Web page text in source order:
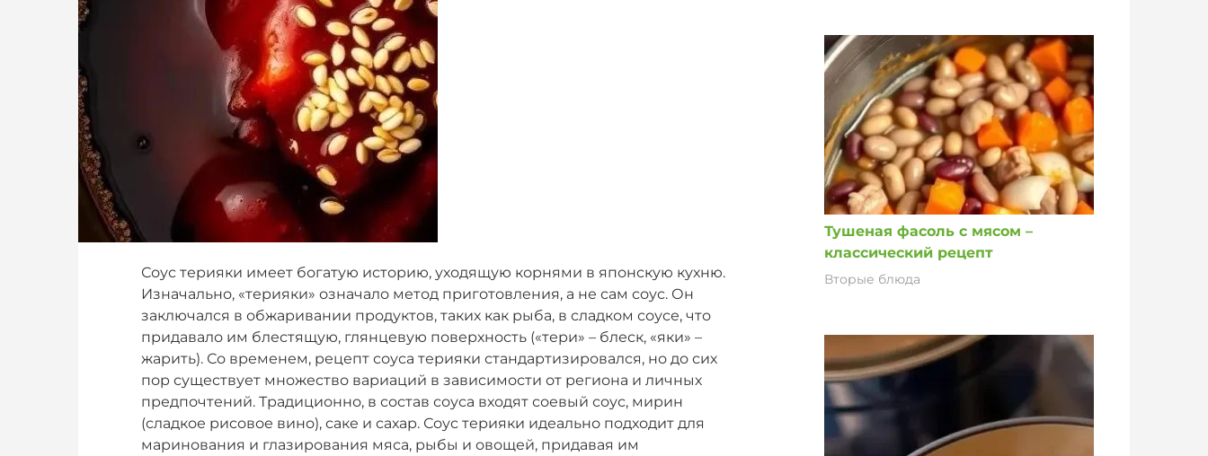
Соус терияки имеет богатую историю, уходящую корнями в японскую кухню.
Изначально, «терияки» означало метод приготовления, а не сам соус. Он
заключался в обжаривании продуктов, таких как рыба, в сладком соусе, что
придавало им блестящую, глянцевую поверхность («тери» – блеск, «яки» –
жарить). Со временем, рецепт соуса терияки стандартизировался, но до сих
пор существует множество вариаций в зависимости от региона и личных
предпочтений. Традиционно, в состав соуса входят соевый соус, мирин
(сладкое рисовое вино), саке и сахар. Соус терияки идеально подходит для
маринования и глазирования мяса, рыбы и овощей, придавая им
Тушеная фасоль с мясом –
классический рецепт
Вторые блюда